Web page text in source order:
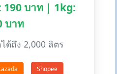
190 บาท | 1kg:
บาท
ด้ถึง 2,000 ลิตร
Shopee